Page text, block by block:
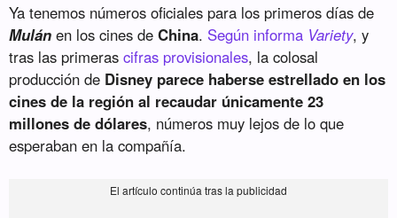
Ya tenemos números oficiales para los primeros días de
Mulán en los cines deChina. Según informa Variety, y
tras las primerascifras provisionales, la colosal
producción de Disney parece haberse estrellado en los
cines de la región al recaudar únicamente 23
millones de dólares, números muy lejos de lo que
esperaban en la compañía.